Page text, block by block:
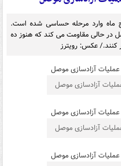
ماه وارد مرحله حساسی شده است.
حالی مقاومت می کند که هنوز ده
کنند./ عکس: رویترز
آزادسازی موصل
آزادسازی موصل